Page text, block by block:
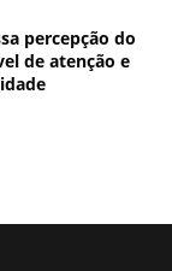
percepção do
de atenção e